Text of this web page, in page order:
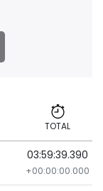
TOTAL
03:59:39.390
+00:00:00.000